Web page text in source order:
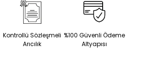
Kontrollü Sözleşmeli
Arıcılık
%100 Güvenli Ödeme
Altyapısı